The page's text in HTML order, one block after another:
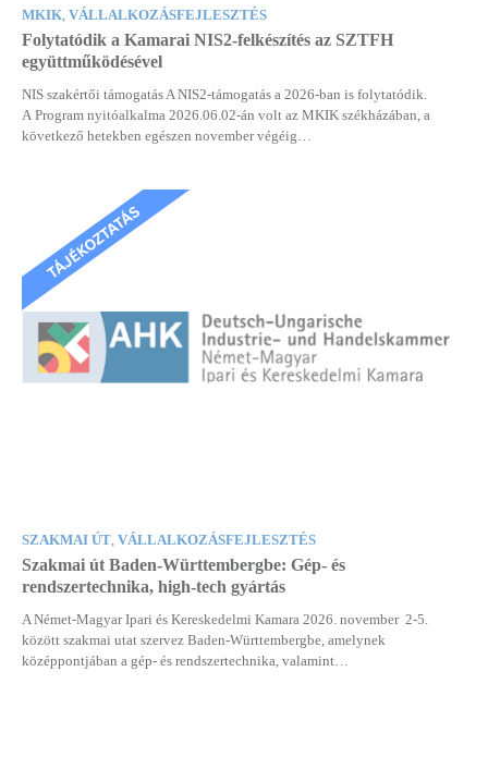
MKIK VÁLLALKOZÁSFEJLESZTÉS
Folytatódik a Kamarai NIS2-felkészítés az SZTFH
együttműködésével
NIS szakértői támogatás A NIS2-támogatás a 2026-ban is folytatódik.
A Program nyitóalkalma 2026.06.02-án volt az MKIK székházában, a
következő hetekben egészen november végéig…
SZAKMAI ÚT VÁLLALKOZÁSFEJLESZTÉS
Szakmai út Baden-Württembergbe: Gép- és
rendszertechnika, high-tech gyártás
A Német-Magyar Ipari és Kereskedelmi Kamara 2026. november 2-5.
között szakmai utat szervez Baden-Württembergbe, amelynek
középpontjában a gép- és rendszertechnika, valamint…